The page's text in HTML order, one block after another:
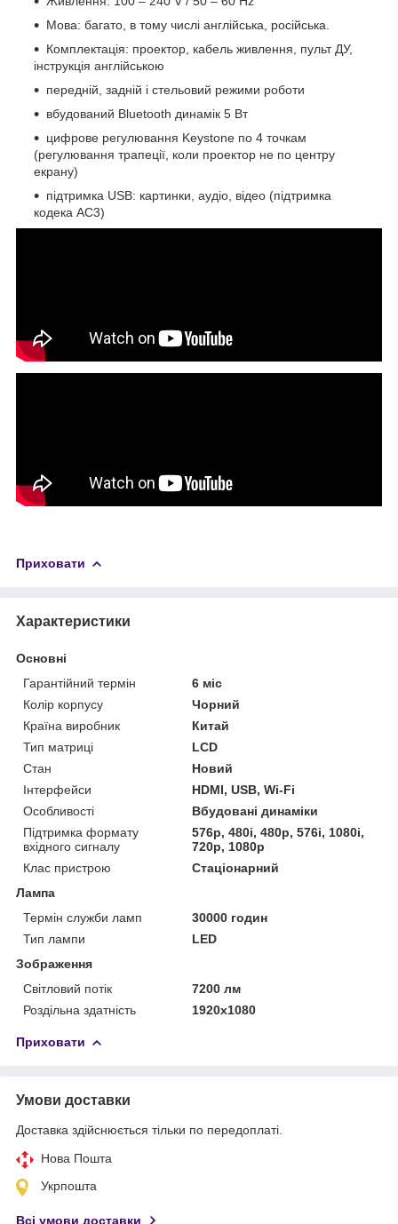
Мова: багато, в тому числі англійська, російська.
Комплектація: проектор, кабель живлення, пульт ДУ,
інструкція англійською
передній, задній і стельовий режими роботи
вбудований Bluetooth динамік 5 Вт
цифрове регулювання Keystone по 4 точкам
(регулювання трапеції, коли проектор не по центру
екрану)
підтримка USB: картинки, аудіо, відео (підтримка
кодека AC3)
Приховати
Характеристики
Основні
Гарантійний термін
6 міс
Колір корпусу
Чорний
Країна виробник
Китай
Тип матриці
LCD
Стан
Новий
Інтерфейси
HDMI, USB, Wi-Fi
Особливості
Вбудовані динаміки
Підтримка формату
вхідного сигналу
576p, 480i, 480p, 576i, 1080i,
720p, 1080p
Клас пристрою
Стаціонарний
Лампа
Термін служби ламп
30000 годин
Тип лампи
LED
Зображення
Світловий потік
7200 лм
Роздільна здатність
1920x1080
Приховати
Умови доставки
Доставка здійснюється тільки по передоплаті.
Нова Пошта
Укрпошта
Всі умови доставки